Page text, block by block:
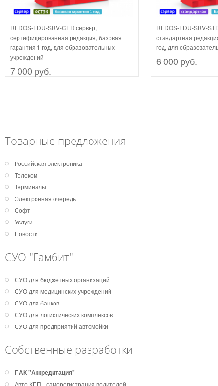
REDOS-EDU-SRV-CER сервер,
сертифицированная редакция, базовая
гарантия 1 год, для образовательных
учреждений
7 000 руб.
REDOS-EDU-SRV-
стандартная
год, для
6 000 руб.
Товарные предложения
Российская электроника
Телеком
Терминалы
Электронная очередь
Софт
Услуги
Новости
СУО "Гамбит"
СУО для бюджетных организаций
СУО для медицинских учреждений
СУО для банков
СУО для логистических комплексов
СУО для предприятий автомойки
Собственные разработки
ПАК "Аккредитация"
Авто КПП - саморегистрация водителей